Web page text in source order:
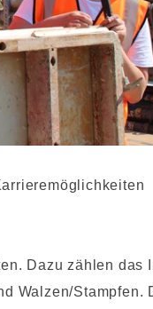
Dazu zählen das
Walzen/Stampfen.